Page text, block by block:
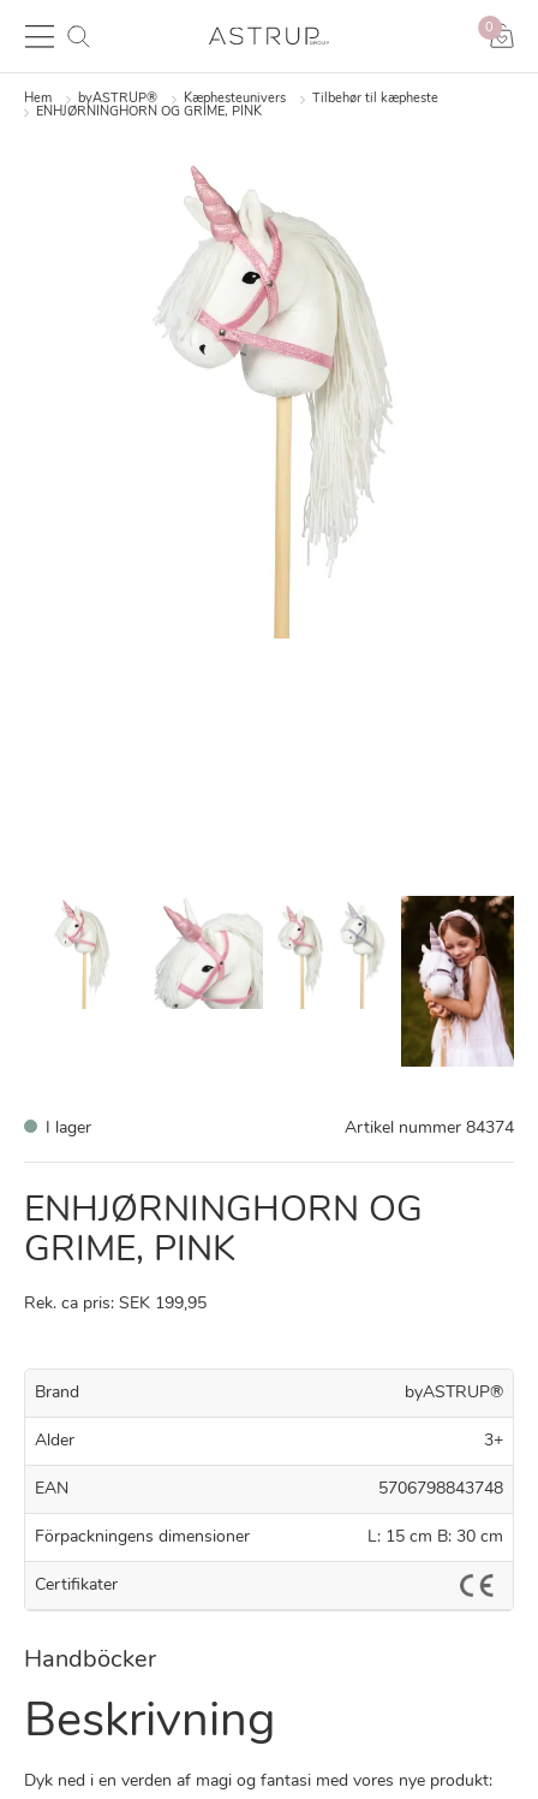
0
Hem byASTRUP® Kæphesteunivers
Tilbehør til kæpheste
ENHJØRNINGHORN OG GRIME, PINK
I lager Artikel nummer 84374
ENHJØRNINGHORN OG
GRIME, PINK
Rek. ca pris: SEK 199,95
Brand byASTRUP®
Alder 3+
EAN 5706798843748
Förpackningens dimensioner L: 15 cm B: 30 cm
Certifikater
Handböcker
Beskrivning
Dyk ned i en verden af magi og fantasi med vores nye produkt: